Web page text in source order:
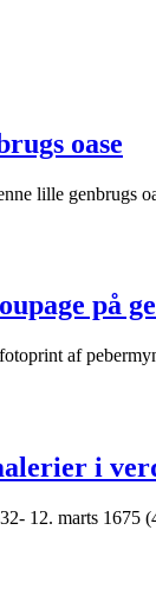
oase
lille genbrugs
på
af
i
12. marts